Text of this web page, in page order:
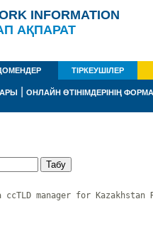
INFORMATION
АҚПАРАТ
ТІРКЕУШІЛЕР
ОНЛАЙН ӨТІНІМДЕРІНІҢ
manager for Kazakhstan